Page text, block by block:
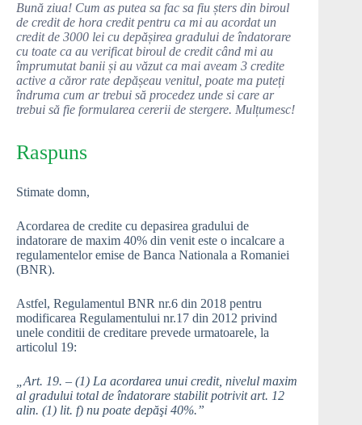
Bună ziua! Cum as putea sa fac sa fiu șters din biroul
de credit de hora credit pentru ca mi au acordat un
credit de 3000 lei cu depășirea gradului de îndatorare
cu toate ca au verificat biroul de credit când mi au
împrumutat banii și au văzut ca mai aveam 3 credite
active a căror rate depășeau venitul, poate ma puteți
îndruma cum ar trebui să procedez unde si care ar
trebui să fie formularea cererii de stergere. Mulțumesc!
Raspuns
Stimate domn,
Acordarea de credite cu depasirea gradului de
indatorare de maxim 40% din venit este o incalcare a
regulamentelor emise de Banca Nationala a Romaniei
(BNR).
Astfel, Regulamentul BNR nr.6 din 2018 pentru
modificarea Regulamentului nr.17 din 2012 privind
unele conditii de creditare prevede urmatoarele, la
articolul 19:
„Art. 19. – (1) La acordarea unui credit, nivelul maxim
al gradului total de îndatorare stabilit potrivit art. 12
alin. (1) lit. f) nu poate depăşi 40%.”